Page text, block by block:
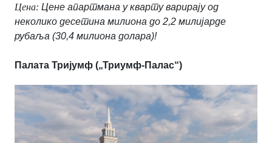
Цена: Цене апартмана у кварту варирају од
неколико десетина милиона до 2,2 милијарде
рубаља (30,4 милиона долара)!
Палата Тријумф („Триумф-Палас“)